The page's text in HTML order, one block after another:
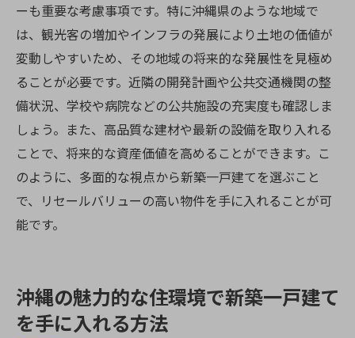
ーも重要な考慮事項です。特に沖縄県のような地域で
は、観光客の増加やインフラの発展により土地の価値が
変動しやすいため、その地域の将来的な発展性を見極め
ることが必要です。近隣の開発計画や公共交通機関の整
備状況、学校や病院などの公共施設の充実度も確認しま
しょう。また、高品質な建材や最新の設備を取り入れる
ことで、将来的な資産価値を高めることができます。こ
のように、多面的な視点から新築一戸建てを選ぶこと
で、リセールバリューの高い物件を手に入れることが可
能です。
沖縄の魅力的な住環境で新築一戸建て
を手に入れる方法